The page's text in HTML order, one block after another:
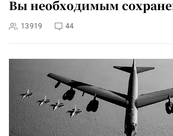
Вы необходимым
13919 44